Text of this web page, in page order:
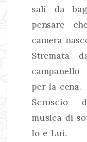
sali da
pensare
camera
Stremata
per la cena.
Scroscìo
musica di
Io e Lui.